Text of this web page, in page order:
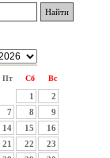
Пт Сб Вс
1
2
7 8
9
14 15
16
21 22
23